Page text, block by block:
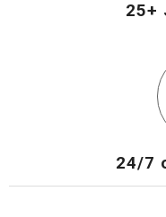
25+
24/7